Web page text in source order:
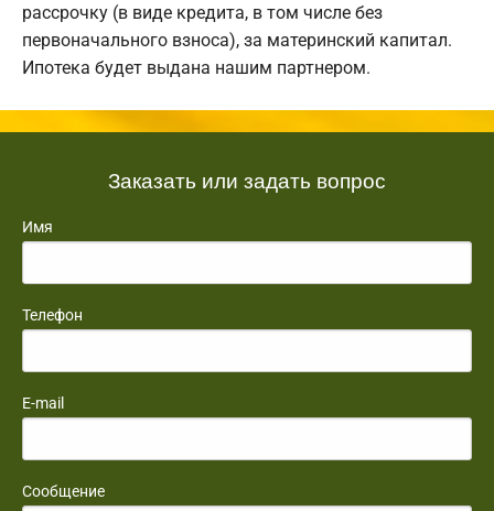
рассрочку (в виде кредита, в том числе без
первоначального взноса), за материнский капитал.
Ипотека будет выдана нашим партнером.
Заказать или задать вопрос
Имя
Телефон
E-mail
Сообщение